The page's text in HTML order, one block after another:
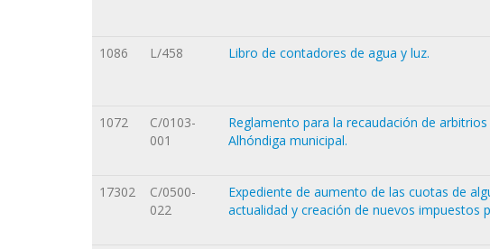
1086
L/458 Libro de contadores de agua y luz.
1072
C/0103-
001
Reglamento para la recaudación de
Alhóndiga municipal.
17302
C/0500-
022
Expediente de aumento de las cuotas de
actualidad y creación de nuevos impuestos